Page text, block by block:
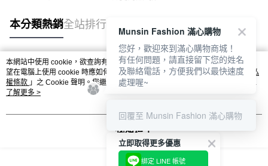
本分類熱銷全站排行
熱門標籤
本網站中使用 cookie，欲查詢有關本網站使用 cookie 方式之詳情，及若您不希
望在電腦上使用 cookie 時應如何變更電腦的 cookie 設定，請參閱本網站「
隱私
權條款 」之 Cookie 聲明。您繼續使用本網站即表示您同意本公司得按本網站使
用條款之 Cookie 聲明使用 cookie。
了解更多 >
我知道了
立即取得更多優惠
綁定 LINE 帳號
Munsin Fashion 滿心購物
您好，歡迎來到滿心購物商城！
有任何問題，請直接留下您的姓名
及聯絡電話，方便我們以最快速度
處理喔~
回覆至 Munsin Fashion 滿心購物